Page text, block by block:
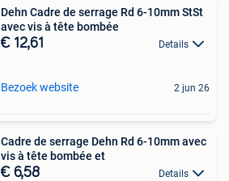
Dehn Cadre de serrage Rd 6-10mm StSt
avec vis à tête bombée
€ 12,61 Details
Bezoek website 2 jun 26
Cadre de serrage Dehn Rd 6-10mm avec
vis à tête bombée et
€ 6,58 Details